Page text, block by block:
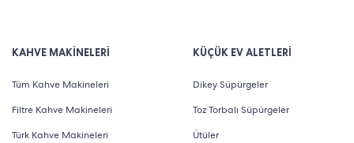
KAHVE MAKİNELERİ
Tüm Kahve Makineleri
Filtre Kahve Makineleri
Türk Kahve Makineleri
KÜÇÜK EV ALETLERİ
Dikey Süpürgeler
Toz Torbalı Süpürgeler
Ütüler